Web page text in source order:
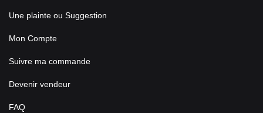
Une plainte ou Suggestion
Mon Compte
Suivre ma commande
Devenir vendeur
FAQ